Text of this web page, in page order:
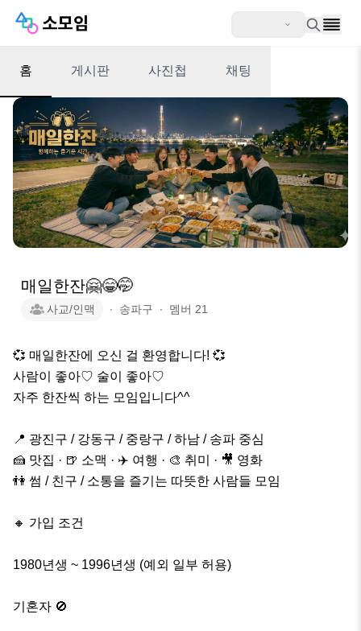
홈 게시판 사진첩 채팅
매일한잔🤗😁🤭
사교/인맥 ∙ 송파구 ∙ 멤버 21
💞 매일한잔에 오신 걸 환영합니다! 💞
사람이 좋아♡ 술이 좋아♡
자주 한잔씩 하는 모임입니다^^
📍 광진구 / 강동구 / 중랑구 / 하남 / 송파 중심
🍰 맛집 · 🍺 소맥 · ✈️ 여행 · 🎨 취미 · 🎥 영화
👫 썸 / 친구 / 소통을 즐기는 따뜻한 사람들 모임
🔸 가입 조건
1980년생 ~ 1996년생 (예외 일부 허용)
기혼자 🚫